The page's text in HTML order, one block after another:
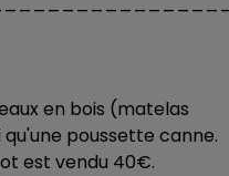
en bois (matelas
poussette canne.
est vendu 40€.